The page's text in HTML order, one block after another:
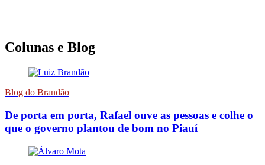
Colunas e Blog
Blog do Brandão
De porta em porta, Rafael ouve as pessoas e colhe o
que o governo plantou de bom no Piauí